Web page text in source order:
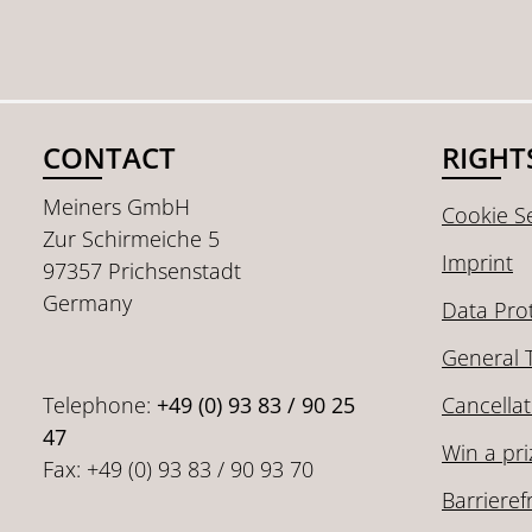
durable,
CONTACT
Meiners GmbH
Zur Schirmeiche 5
97357 Prichsenstadt
Germany
Telephone: +49 (0) 93 83 / 90 25
47
Fax: +49 (0) 93 83 / 90 93 70
Cookie
Imprint
Data
General
Win a